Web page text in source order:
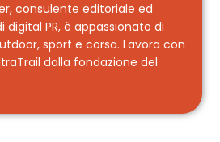
consulente editoriale ed
digital PR, è appassionato di
sport e corsa. Lavora con
dalla fondazione del